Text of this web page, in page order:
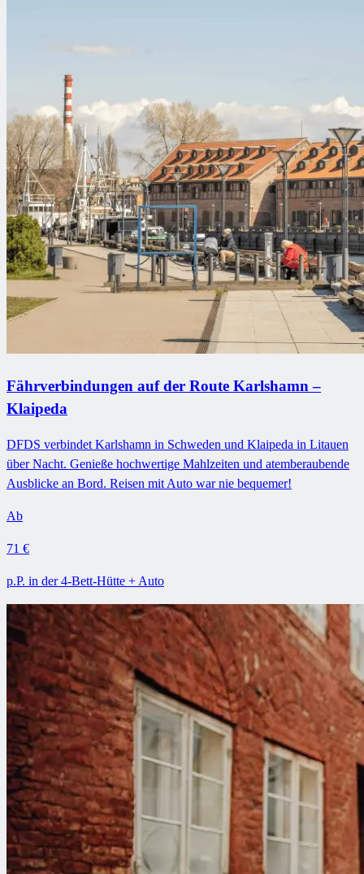
Fährverbindungen auf der Route Karlshamn –
Klaipeda
DFDS verbindet Karlshamn in Schweden und Klaipeda in Litauen
über Nacht. Genieße hochwertige Mahlzeiten und atemberaubende
Ausblicke an Bord. Reisen mit Auto war nie bequemer!
Ab
71 €
p.P. in der 4-Bett-Hütte + Auto